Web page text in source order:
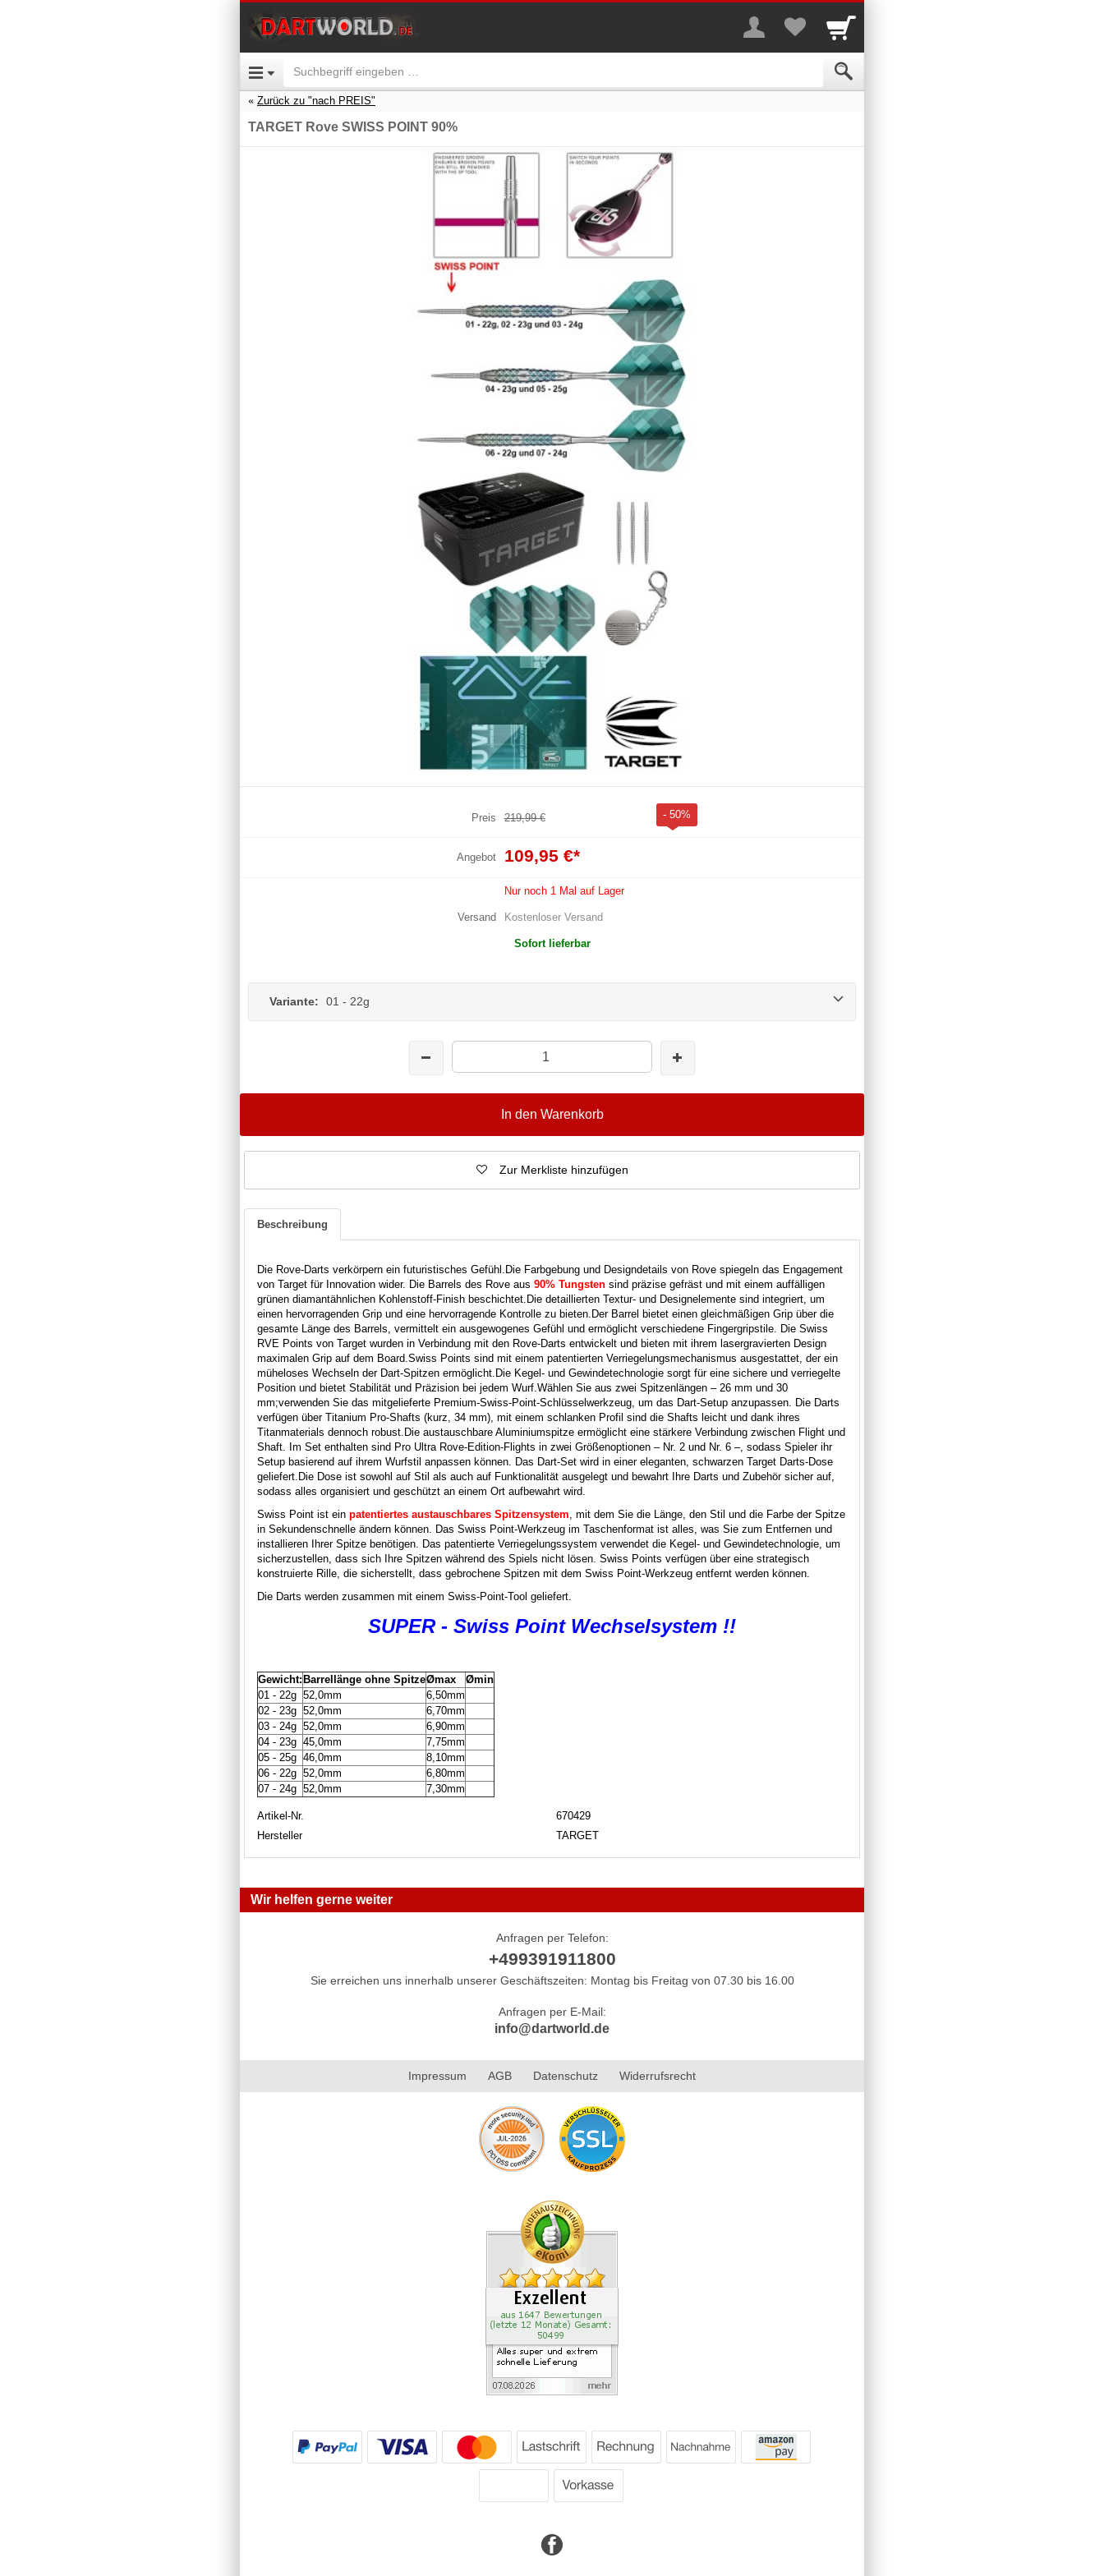
Zurück zu "nach PREIS"
TARGET Rove SWISS POINT 90%
Preis 219,99 € - 50%
Angebot 109,95 €*
Nur noch 1 Mal auf Lager
Versand Kostenloser Versand
Sofort lieferbar
Variante: 01 - 22g
In den Warenkorb
Zur Merkliste hinzufügen
Beschreibung
Die Rove-Darts verkörpern ein futuristisches Gefühl. Die Farbgebung und Designdetails von Rove spiegeln das Engagement
von Target für Innovation wider. Die Barrels des Rove aus 90% Tungsten sind präzise gefräst und mit einem auffälligen
grünen diamantähnlichen Kohlenstoff-Finish beschichtet. Die detaillierten Textur- und Designelemente sind integriert, um
einen hervorragenden Grip und eine hervorragende Kontrolle zu bieten. Der Barrel bietet einen gleichmäßigen Grip über die
gesamte Länge des Barrels, vermittelt ein ausgewogenes Gefühl und ermöglicht verschiedene Fingergripstile. Die Swiss
RVE Points von Target wurden in Verbindung mit den Rove-Darts entwickelt und bieten mit ihrem lasergravierten Design
maximalen Grip auf dem Board. Swiss Points sind mit einem patentierten Verriegelungsmechanismus ausgestattet, der ein
müheloses Wechseln der Dart-Spitzen ermöglicht. Die Kegel- und Gewindetechnologie sorgt für eine sichere und verriegelte
Position und bietet Stabilität und Präzision bei jedem Wurf. Wählen Sie aus zwei Spitzenlängen – 26 mm und 30
mm;verwenden Sie das mitgelieferte Premium-Swiss-Point-Schlüsselwerkzeug, um das Dart-Setup anzupassen. Die Darts
verfügen über Titanium Pro-Shafts (kurz, 34 mm), mit einem schlanken Profil sind die Shafts leicht und dank ihres
Titanmaterials dennoch robust. Die austauschbare Aluminiumspitze ermöglicht eine stärkere Verbindung zwischen Flight und
Shaft. Im Set enthalten sind Pro Ultra Rove-Edition-Flights in zwei Größenoptionen – Nr. 2 und Nr. 6 –, sodass Spieler ihr
Setup basierend auf ihrem Wurfstil anpassen können. Das Dart-Set wird in einer eleganten, schwarzen Target Darts-Dose
geliefert. Die Dose ist sowohl auf Stil als auch auf Funktionalität ausgelegt und bewahrt Ihre Darts und Zubehör sicher auf,
sodass alles organisiert und geschützt an einem Ort aufbewahrt wird.
Swiss Point ist ein patentiertes austauschbares Spitzensystem , mit dem Sie die Länge, den Stil und die Farbe der Spitze
in Sekundenschnelle ändern können. Das Swiss Point-Werkzeug im Taschenformat ist alles, was Sie zum Entfernen und
installieren Ihrer Spitze benötigen. Das patentierte Verriegelungssystem verwendet die Kegel- und Gewindetechnologie, um
sicherzustellen, dass sich Ihre Spitzen während des Spiels nicht lösen. Swiss Points verfügen über eine strategisch
konstruierte Rille, die sicherstellt, dass gebrochene Spitzen mit dem Swiss Point-Werkzeug entfernt werden können.
Die Darts werden zusammen mit einem Swiss-Point-Tool geliefert.
SUPER - Swiss Point Wechselsystem !!
Gewicht:Barrellänge ohne SpitzeØmax
Ømin
01 - 22g 52,0mm
6,50mm
02 - 23g 52,0mm
6,70mm
03 - 24g 52,0mm
6,90mm
04 - 23g 45,0mm
7,75mm
05 - 25g 46,0mm
8,10mm
06 - 22g 52,0mm
6,80mm
07 - 24g 52,0mm 7,30mm
Artikel-Nr.
670429
Hersteller
TARGET
Wir helfen gerne weiter
Anfragen per Telefon:
+499391911800
Sie erreichen uns innerhalb unserer Geschäftszeiten: Montag bis Freitag von 07.30 bis 16.00
Anfragen per E-Mail:
info@dartworld.de
Impressum AGB Datenschutz Widerrufsrecht